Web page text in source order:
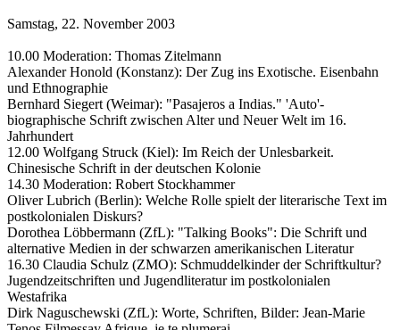
Samstag, 22. November 2003
10.00 Moderation: Thomas Zitelmann
Alexander Honold (Konstanz): Der Zug ins Exotische. Eisenbahn
und Ethnographie
Bernhard Siegert (Weimar): "Pasajeros a Indias." 'Auto'-
biographische Schrift zwischen Alter und Neuer Welt im 16.
Jahrhundert
12.00 Wolfgang Struck (Kiel): Im Reich der Unlesbarkeit.
Chinesische Schrift in der deutschen Kolonie
14.30 Moderation: Robert Stockhammer
Oliver Lubrich (Berlin): Welche Rolle spielt der literarische Text im
postkolonialen Diskurs?
Dorothea Löbbermann (ZfL): "Talking Books": Die Schrift und
alternative Medien in der schwarzen amerikanischen Literatur
16.30 Claudia Schulz (ZMO): Schmuddelkinder der Schriftkultur?
Jugendzeitschriften und Jugendliteratur im postkolonialen
Westafrika
Dirk Naguschewski (ZfL): Worte, Schriften, Bilder: Jean-Marie